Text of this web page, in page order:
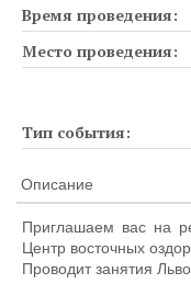
Время проведения:
Место проведения:
Тип события:
Описание
Приглашаем вас на
Центр восточных
Проводит занятия